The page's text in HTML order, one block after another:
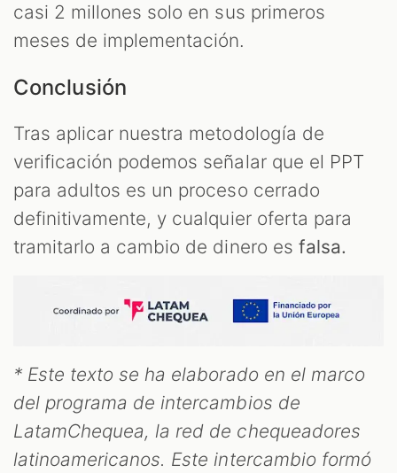
casi 2 millones solo en sus primeros
meses de implementación.
Conclusión
Tras aplicar nuestra metodología de
verificación podemos señalar que el PPT
para adultos es un proceso cerrado
definitivamente, y cualquier oferta para
tramitarlo a cambio de dinero es falsa.
* Este texto se ha elaborado en el marco
del programa de intercambios de
LatamChequea, la red de chequeadores
latinoamericanos. Este intercambio formó